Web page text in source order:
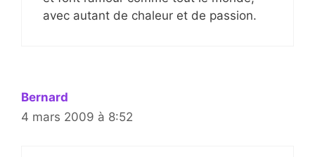
avec autant de chaleur et de passion.
Bernard
4 mars 2009 à 8:52